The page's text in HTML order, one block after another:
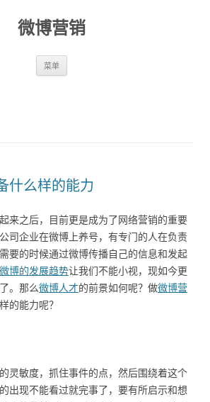
微博营销
菜单
什么样的能力
来之后，目前更是成为了网络营销的重要
司企业在微博上养号，有专门的人在负责
要的时候通过微博传播自己的信息和发起
微博的发展趋势让我们不能小视，现如今更
。那么微博人才的前景如何呢？做微博营
的能力呢？
灵敏度，抓住事件的点，然后围绕着这个
出现不能看过就完事了，要有所启示和想